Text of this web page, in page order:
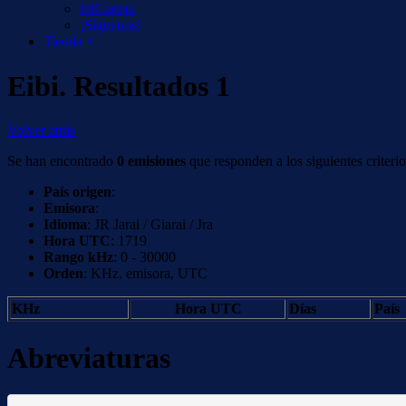
miCuenta
¡Síguenos!
Tienda +
Eibi. Resultados 1
Volver atrás
Se han encontrado 0 emisiones que responden a los siguientes
País origen:
Emisora:
Idioma: JR Jarai / Giarai / Jra
Hora UTC: 1719
Rango kHz: 0 - 30000
Orden: KHz, emisora, UTC
KHz Hora UTC Días País
Abreviaturas